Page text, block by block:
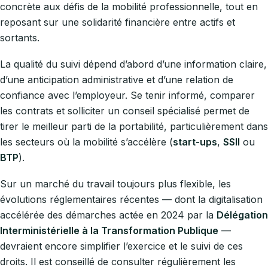
concrète aux défis de la mobilité professionnelle, tout en
reposant sur une solidarité financière entre actifs et
sortants.
La qualité du suivi dépend d’abord d’une information claire,
d’une anticipation administrative et d’une relation de
confiance avec l’employeur. Se tenir informé, comparer
les contrats et solliciter un conseil spécialisé permet de
tirer le meilleur parti de la portabilité, particulièrement dans
les secteurs où la mobilité s’accélère (start-ups, SSII ou
BTP).
Sur un marché du travail toujours plus flexible, les
évolutions réglementaires récentes — dont la digitalisation
accélérée des démarches actée en 2024 par la Délégation
Interministérielle à la Transformation Publique —
devraient encore simplifier l’exercice et le suivi de ces
droits. Il est conseillé de consulter régulièrement les